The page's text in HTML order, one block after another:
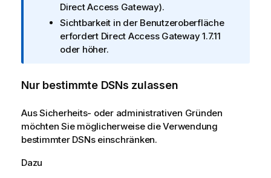
t
o
n
s
Direct Access Gateway).
Sichtbarkeit in der Benutzeroberfläche
erfordert Direct Access Gateway1.7.11
oder höher.
Nur bestimmte DSNs zulassen
Aus Sicherheits- oder administrativen Gründen
möchten Sie möglicherweise die Verwendung
bestimmter DSNs einschränken.
Dazu